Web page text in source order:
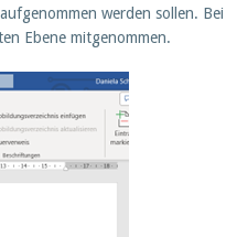
werden sollen. Bei
Ebene mitgenommen.